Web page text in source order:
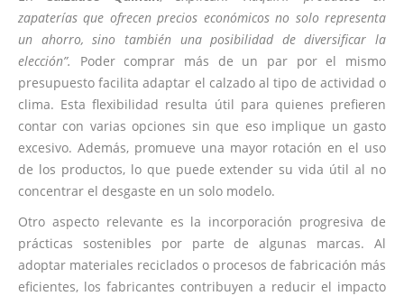
zapaterías que ofrecen precios económicos no solo representa
un ahorro, sino también una posibilidad de diversificar la
elección”.
Poder comprar más de un par por el mismo
presupuesto facilita adaptar el calzado al tipo de actividad o
clima. Esta flexibilidad resulta útil para quienes prefieren
contar con varias opciones sin que eso implique un gasto
excesivo. Además, promueve una mayor rotación en el uso
de los productos, lo que puede extender su vida útil al no
concentrar el desgaste en un solo modelo.
Otro aspecto relevante es la incorporación progresiva de
prácticas sostenibles por parte de algunas marcas. Al
adoptar materiales reciclados o procesos de fabricación más
eficientes, los fabricantes contribuyen a reducir el impacto